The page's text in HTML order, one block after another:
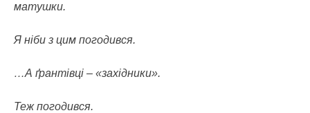
матушки.
Я ніби з цим погодився.
…А ґрантівці – «західники».
Теж погодився.